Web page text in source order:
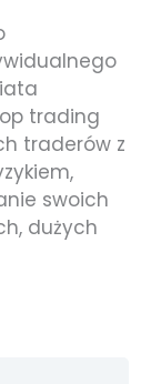
trading
traderów z
swoich
dużych